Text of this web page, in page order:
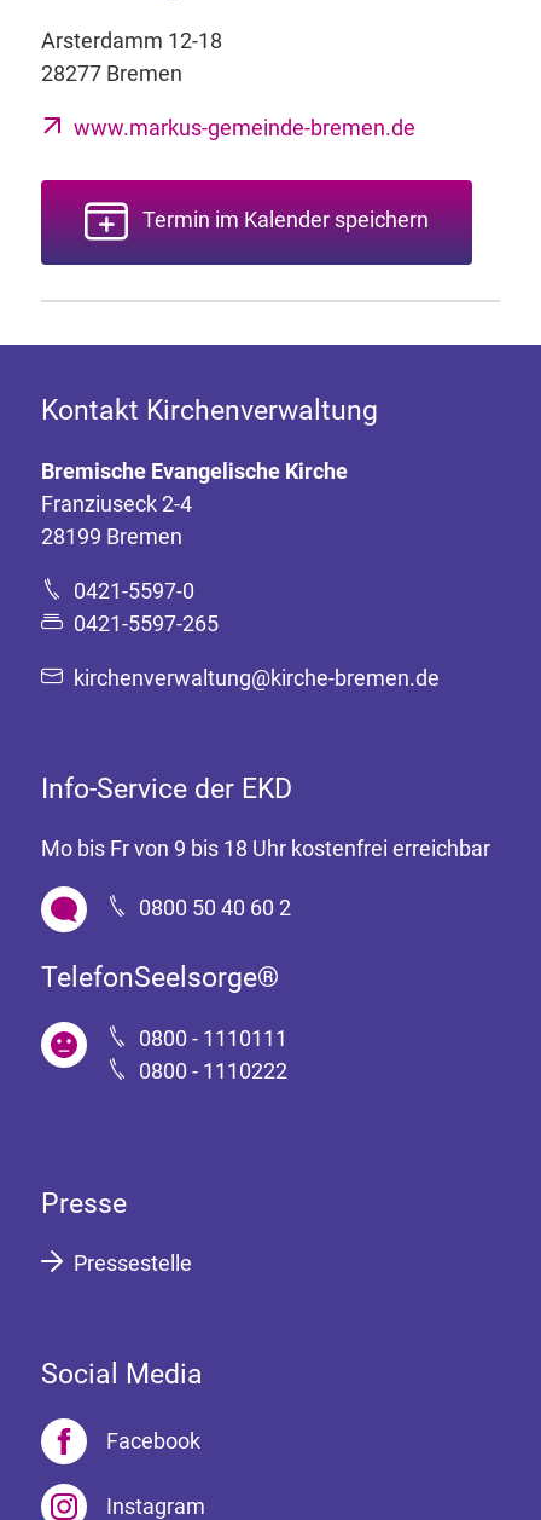
Arsterdamm 12-18
28277 Bremen
www.markus-gemeinde-bremen.de
Termin im Kalender speichern
Kontakt Kirchenverwaltung
Bremische Evangelische Kirche
Franziuseck 2-4
28199 Bremen
0421-5597-0
0421-5597-265
kirchenverwaltung@kirche-bremen.de
Info-Service der EKD
Mo bis Fr von 9 bis 18 Uhr kostenfrei erreichbar
0800 50 40 60 2
TelefonSeelsorge®
0800 - 1110111
0800 - 1110222
Presse
Pressestelle
Social Media
Facebook
Instagram